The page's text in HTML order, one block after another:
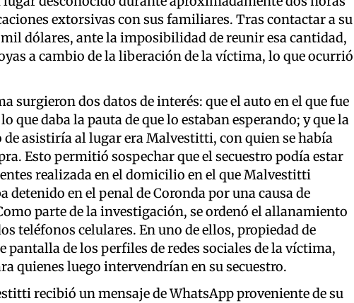
extorsivas con sus familiares. Tras contactar a su
dólares, ante la imposibilidad de reunir esa cantidad,
a cambio de la liberación de la víctima, lo que ocurrió
surgieron dos datos de interés: que el auto en el que fue
que daba la pauta de que lo estaban esperando; y que la
asistiría al lugar era Malvestitti, con quien se había
Esto permitió sospechar que el secuestro podía estar
realizada en el domicilio en el que Malvestitti
detenido en el penal de Coronda por una causa de
parte de la investigación, se ordenó el allanamiento
teléfonos celulares. En uno de ellos, propiedad de
de los perfiles de redes sociales de la víctima,
quienes luego intervendrían en su secuestro.
recibió un mensaje de WhatsApp proveniente de su